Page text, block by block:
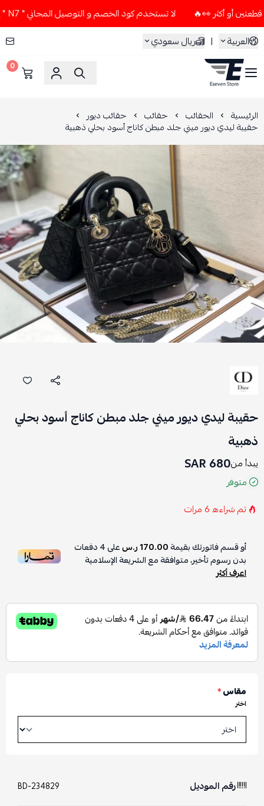
لا تستخدم كود الخصم و التوصيل المجاني " N7 " إلا إذا طلبت قطعتين أو أكثر 👀🔥
العربية
| ريال سعودي
ESEVEN STORE
0
الرئيسية الحقائب حقائب حقائب ديور
حقيبة ليدي ديور ميني جلد مبطن كاناج أسود بحلي ذهبية
حقيبة ليدي ديور ميني جلد مبطن كاناج أسود بحلي
ذهبية
يبدأ من680 SAR
متوفر
تم شراءه6مرات
أو قسم فاتورتك بقيمة170.00 ر.س على4دفعات
بدون رسوم تأخير، متوافقة مع الشريعة الإسلامية
اعرف أكثر
مقاس*
اختر
رقم الموديل BD-234829